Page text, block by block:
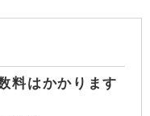
料はかかります